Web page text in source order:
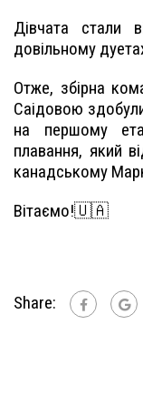
Дівчата стали
довільному
Отже, збірна
Саідовою
на першому
плавання, який
канадському
Вітаємо!🇺🇦
Share: